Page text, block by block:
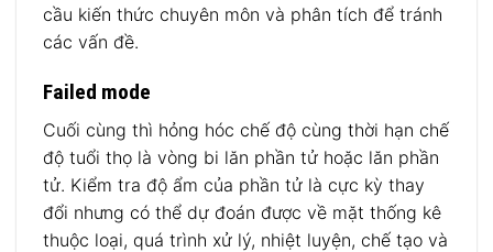
cầu kiến ​​thức chuyên môn và phân tích để tránh
các vấn đề.
Failed mode
Cuối cùng thì hỏng hóc chế độ cùng thời hạn chế
độ tuổi thọ là vòng bi lăn phần tử hoặc lăn phần
tử. Kiểm tra độ ẩm của phần tử là cực kỳ thay
đổi nhưng có thể dự đoán được về mặt thống kê
thuộc loại, quá trình xử lý, nhiệt luyện, chế tạo và